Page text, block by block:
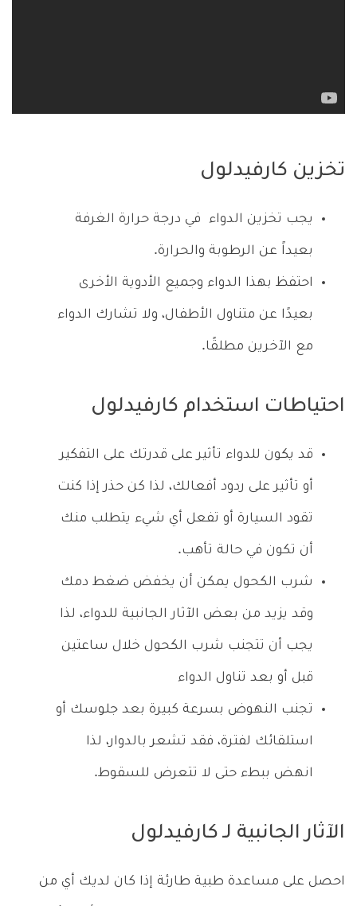
تخزين كارفيدلول
يجب تخزين الدواء في درجة حرارة الغرفة
بعيداً عن الرطوبة والحرارة.
احتفظ بهذا الدواء وجميع الأدوية الأخرى
بعيدًا عن متناول الأطفال، ولا تشارك الدواء
مع الآخرين مطلقًا.
احتياطات استخدام كارفيدلول
قد يكون للدواء تأثير على قدرتك على التفكير
أو تأثير على ردود أفعالك، لذا كن حذر إذا كنت
تقود السيارة أو تفعل أي شيء يتطلب منك
أن تكون في حالة تأهب.
شرب الكحول يمكن أن يخفض ضغط دمك
وقد يزيد من بعض الآثار الجانبية للدواء، لذا
يجب أن تتجنب شرب الكحول خلال ساعتين
قبل أو بعد تناول الدواء
تجنب النهوض بسرعة كبيرة بعد جلوسك أو
استلقائك لفترة، فقد تشعر بالدوار، لذا
انهض ببطء حتى لا تتعرض للسقوط.
الآثار الجانبية لـ كارفيدلول
احصل على مساعدة طبية طارئة إذا كان لديك أي من